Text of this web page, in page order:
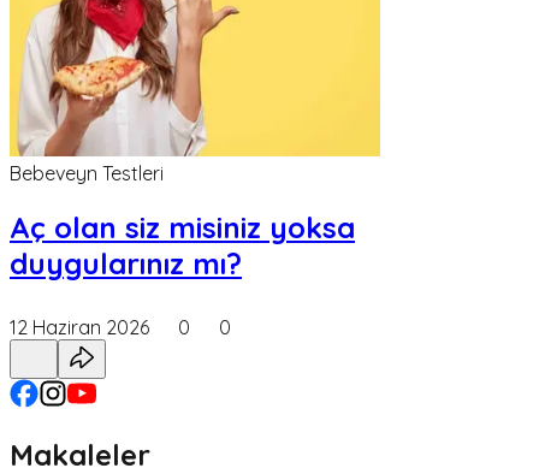
Bebeveyn Testleri
Aç olan siz misiniz yoksa
duygularınız mı?
12 Haziran 2026 0 0
Makaleler